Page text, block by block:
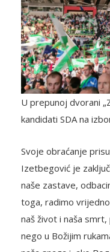
U prepunoj dvorani
kandidati SDA na
Svoje obraćanje
Izetbegović je
naše zastave,
toga, radimo
naš život i naša smrt,
nego u Božijim